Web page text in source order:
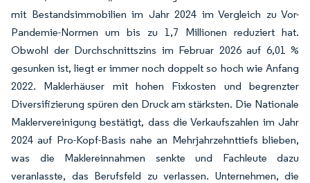
mit Bestandsimmobilien im Jahr 2024 im Vergleich zu Vor-
Pandemie-Normen um bis zu 1,7 Millionen reduziert hat.
Obwohl der Durchschnittszins im Februar 2026 auf 6,01 %
gesunken ist, liegt er immer noch doppelt so hoch wie Anfang
2022. Maklerhäuser mit hohen Fixkosten und begrenzter
Diversifizierung spüren den Druck am stärksten. Die Nationale
Maklervereinigung bestätigt, dass die Verkaufszahlen im Jahr
2024 auf Pro-Kopf-Basis nahe an Mehrjahrzehnttiefs blieben,
was die Maklereinnahmen senkte und Fachleute dazu
veranlasste, das Berufsfeld zu verlassen. Unternehmen, die